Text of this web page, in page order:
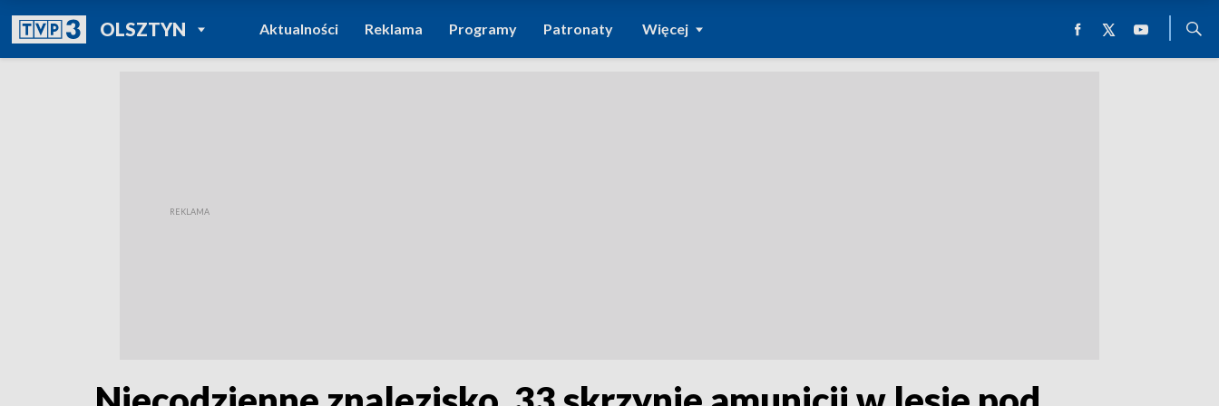
OLSZTYNPOWRÓT DO
TVP REGIONY
Aktualności Reklama Programy Patronaty Więcej